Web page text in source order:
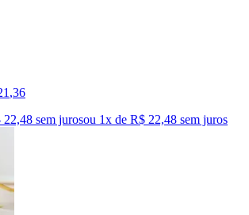
,36
sem jurosou 1x de R$ 22,48 sem juros